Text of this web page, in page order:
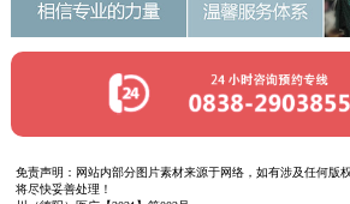
免责声明：网站内部分图片素材来源于网络，如有涉及任何版
将尽快妥善处理！